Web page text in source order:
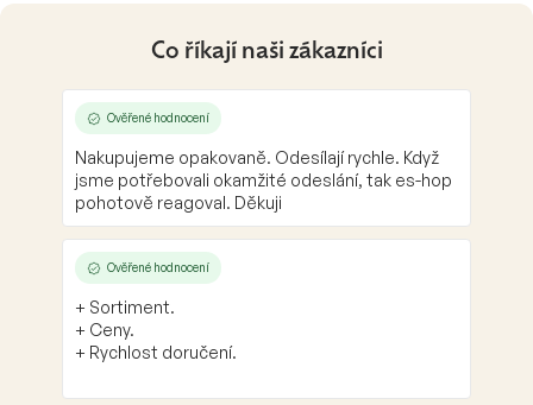
Co říkají naši zákazníci
Ověřené hodnocení
Nakupujeme opakovaně. Odesílají rychle. Když
jsme potřebovali okamžité odeslání, tak es-hop
pohotově reagoval. Děkuji
Ověřené hodnocení
+ Sortiment.
+ Ceny.
+ Rychlost doručení.